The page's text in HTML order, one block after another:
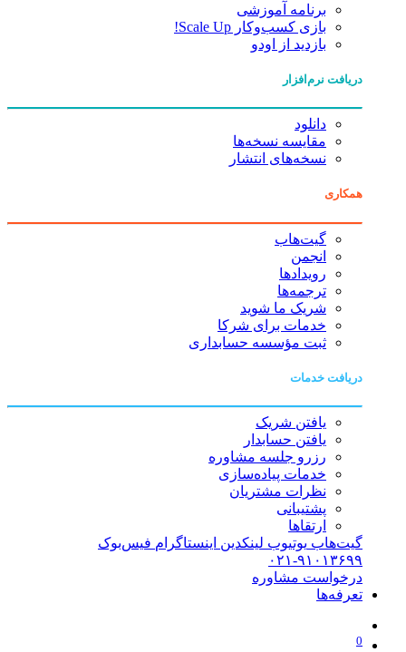
برنامه آموزشی
بازی کسب‌وکار Scale Up!
بازدید از اودو
دریافت نرم‌افزار
دانلود
مقایسه نسخه‌ها
نسخه‌های انتشار
همکاری
گیت‌هاب
انجمن
رویدادها
ترجمه‌ها
شریک ما شوید
خدمات برای شرکا
ثبت مؤسسه حسابداری
دریافت خدمات
یافتن شریک
یافتن حسابدار
رزرو جلسه مشاوره
خدمات پیاده‌سازی
نظرات مشتریان
پشتیبانی
ارتقاها
گیت‌هاب یوتیوب لینکدین اینستاگرام فیس‌بوک
۰۲۱-۹۱۰۱۳۶۹۹
درخواست مشاوره
تعرفه‌ها
0